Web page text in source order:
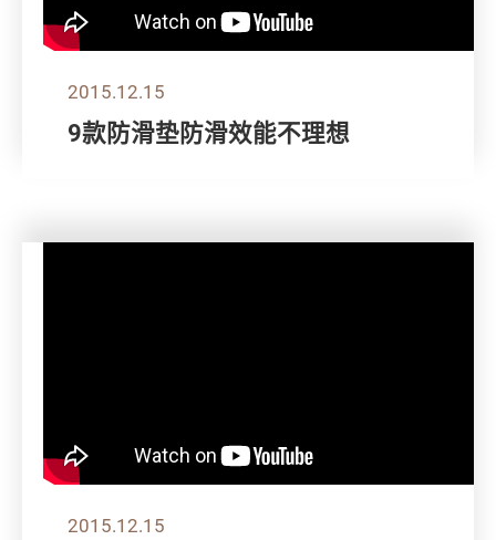
2015.12.15
9款防滑垫防滑效能不理想
2015.12.15